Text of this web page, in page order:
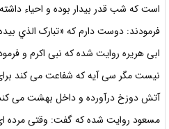
است که شب قدر بیدار بوده و احياء
فرمودند: دوست دارم که «تبارک الذي
ابی هریره روایت شده که نبی اکرم و
نیست مگر سی آیه که شفاعت می کند
آتش دوزخ درآورده و داخل بهشت می
مسعود روایت شده که گفت: وقتی مرده